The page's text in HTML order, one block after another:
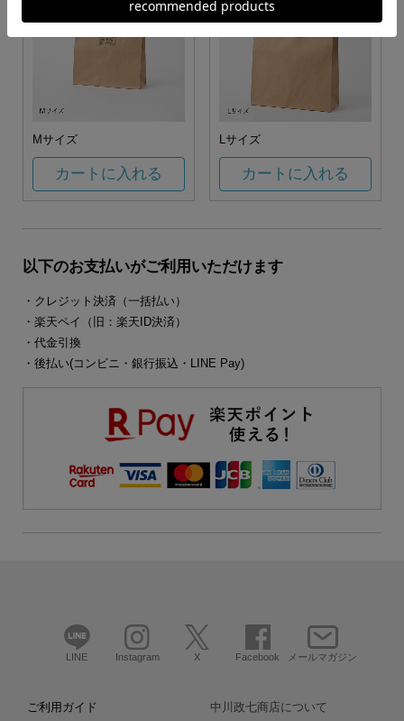
Mサイズ
カートに入れる
Lサイズ
カートに入れる
以下のお支払いがご利用いただけます
・クレジット決済（一括払い）
・楽天ペイ（旧：楽天ID決済）
・代金引換
・後払い(コンビニ・銀行振込・LINE Pay)
LINE Instagram X Facebook メールマガジン
ご利用ガイド 中川政七商店について